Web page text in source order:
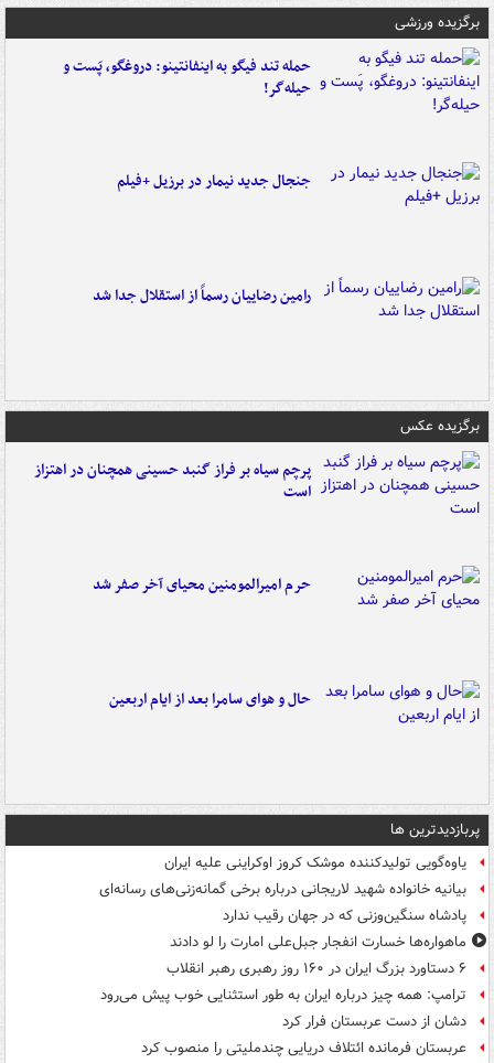
برگزیده ورزشی
حمله تند فیگو به اینفانتینو: دروغگو، پَست‌ و
حیله‌گر!
جنجال جدید نیمار در برزیل +فیلم
رامین رضاییان رسماً از استقلال جدا شد
برگزیده عکس
پرچم سیاه بر فراز گنبد حسینی همچنان در اهتزاز
است
حرم امیرالمومنین محیای آخر صفر شد
حال و هوای سامرا بعد از ایام اربعین
پربازدیدترین ها
یاوه‌گویی تولیدکننده موشک کروز اوکراینی علیه ایران
بیانیه خانواده شهید لاریجانی درباره برخی گمانه‌زنی‌های رسانه‌ای
پادشاه سنگین‌وزنی که در جهان رقیب ندارد
ماهواره‌ها خسارت انفجار جبل‌علی امارت را لو دادند
۶ دستاورد بزرگ ایران در ۱۶۰ روز رهبری رهبر انقلاب
ترامپ: همه چیز درباره ایران به طور استثنایی خوب پیش می‌رود
دشان از دست عربستان فرار کرد
عربستان فرمانده ائتلاف دریایی چندملیتی را منصوب کرد